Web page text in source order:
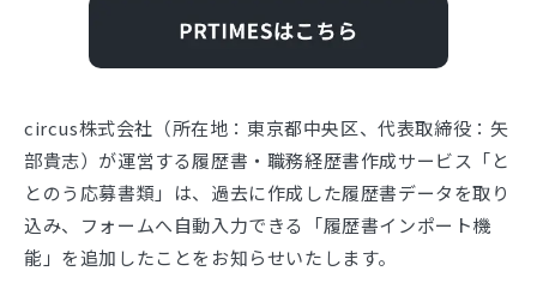
circus株式会社（所在地：東京都中央区、代表取締役：⽮
部貴志）が運営する履歴書・職務経歴書作成サービス「と
とのう応募書類」は、過去に作成した履歴書データを取り
込み、フォームへ自動入力できる「履歴書インポート機
能」を追加したことをお知らせいたします。